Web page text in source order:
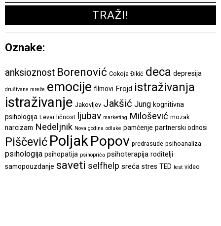
Oznake:
anksioznost Borenović Cokoja Đikić deca depresija
društvene mreže emocije filmovi Frojd istraživanja
istraživanje Jakovljev Jakšić Jung kognitivna
psihologija Levai ličnost ljubav marketing Milošević mozak
narcizam Nedeljnik Nova godina odluke pamćenje partnerski odnosi
Piščević PoljakPopov predrasude psihoanaliza
psihologija psihopatija psihopriča psihoterapija roditelji
samopouzdanje saveti selfhelp sreća stres TED test video